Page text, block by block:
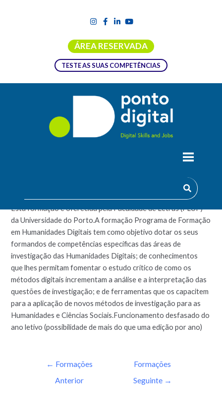
ÁREA RESERVADA
TESTE AS SUAS COMPETÊNCIAS
Esta formação é oferecida pela Faculdade de Letras (FLUP)
da Universidade do Porto.A formação Programa de Formação
em Humanidades Digitais tem como objetivo dotar os seus
formandos de competências específicas das áreas de
investigação das Humanidades Digitais; de conhecimentos
que lhes permitam fomentar o estudo crítico de como os
métodos digitais incrementam a análise e a interpretação das
questões de investigação; e de ferramentas que os capacitem
para a aplicação de novos métodos de investigação para as
Humanidades e Ciências Sociais.Funcionamento desfasado do
ano letivo (possibilidade de mais do que uma edição por ano)
← Formações
Anterior
Formações
Seguinte →